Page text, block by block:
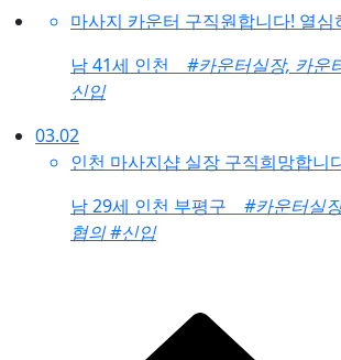
마사지 카운터 구직원합니다! 열
남41세 인천 #카운터실장, 카운
신입
03.02
인천 마사지샵 실장 구직희망합니
남29세 인천 부평구 #카운터실
협의#신입